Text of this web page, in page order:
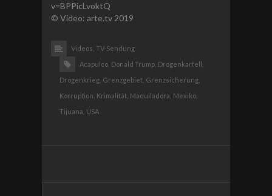
v=BPPicLvoktQ
© Video: arte.tv 2019
Videos, TV-Sendung
Acapulco, Donald Trump, Drogenkartell,
Drogenkrieg, Grenzgebiet, Grenzsicherung,
Korruption, Krimalität, Maquiladora, Mexiko,
Tijuana, USA